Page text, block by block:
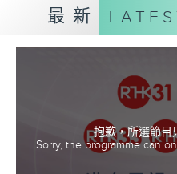
個老人解決難題的同
成為更好的自己。
最新
抱歉，所選節目
Sorry, the programme can